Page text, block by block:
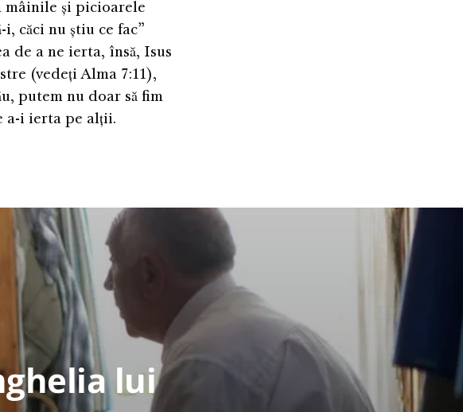
mâinile și picioarele
căci nu știu ce fac”
de a ne ierta, însă, Isus
(vedeți Alma 7:11),
putem nu doar să fim
a-i ierta pe alții.
lui